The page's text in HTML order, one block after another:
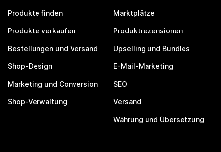
Produkte finden
Produkte verkaufen
Bestellungen und Versand
Shop-Design
Marketing und Conversion
Shop-Verwaltung
Marktplätze
Produktrezensionen
Upselling und Bundles
E-Mail-Marketing
SEO
Versand
Währung und Übersetzung